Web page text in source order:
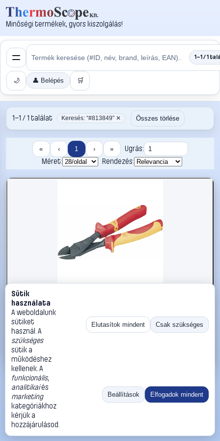
Minőségi termékek, gyors kiszolgálás!
1–1 / 1
🌙 👤 Belépés 🛒
1–1 / 1 találat Keresés: “#813849” ✕ Összes törlése
« ‹ 1 › »
Ugrás:
Méret:
Rendezés:
#813849
VDE elektro erő oldalcsípőfogó 200 mm
NWS
14 990 Ft
Kosárba
«
Méret:
Rendezés:
©2026
ThermoScope
Cégbemutató
Sütik
használata
A weboldalunk
sütiket
használ. A
szükséges
sütik a
működéshez
kellenek. A
funkcionális,
analitikaiés
marketing
kategóriákhoz
kérjük a
hozzájárulásod.
Elutasítok mindent Csak szükséges
Beállítások Elfogadok mindent